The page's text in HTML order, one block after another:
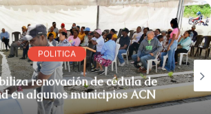
POLITICA
renovación de cédula de
identidad en algunos municipios ACN